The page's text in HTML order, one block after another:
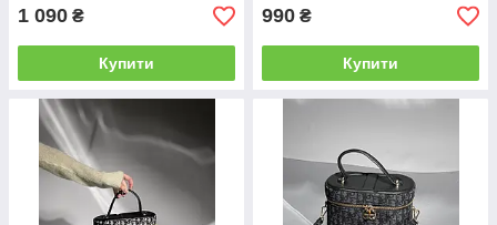
1 090 ₴
Купити
990 ₴
Купити